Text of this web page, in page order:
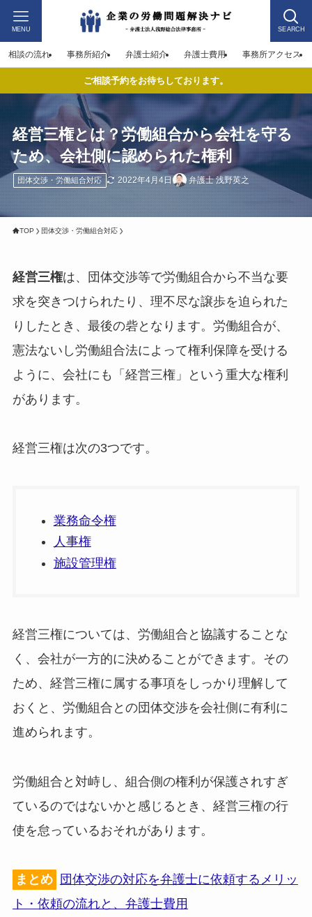
SEARCH
MENU
相談の流れ 事務所紹介 弁護士紹介 弁護士費用 事務所アクセス
ご相談予約をお待ちしております。
経営三権とは？労働組合から会社を守る
ため、会社側に認められた権利
団体交渉・労働組合対応 2022年4月4日 弁護士 浅野英之
TOP 団体交渉・労働組合対応
経営三権は、団体交渉等で労働組合から不当な要
求を突きつけられたり、理不尽な譲歩を迫られた
りしたとき、最後の砦となります。労働組合が、
憲法ないし労働組合法によって権利保障を受ける
ように、会社にも「経営三権」という重大な権利
があります。
経営三権は次の3つです。
業務命令権
人事権
施設管理権
経営三権については、労働組合と協議することな
く、会社が一方的に決めることができます。その
ため、経営三権に属する事項をしっかり理解して
おくと、労働組合との団体交渉を会社側に有利に
進められます。
労働組合と対峙し、組合側の権利が保護されすぎ
ているのではないかと感じるとき、経営三権の行
使を怠っているおそれがあります。
まとめ
団体交渉の対応を弁護士に依頼するメリッ
ト・依頼の流れと、弁護士費用